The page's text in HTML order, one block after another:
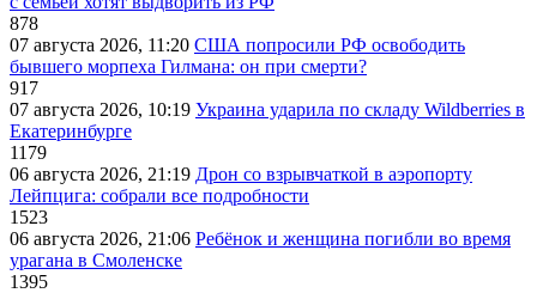
878
07 августа 2026, 11:20 США попросили РФ освободить
бывшего морпеха Гилмана: он при смерти?
917
07 августа 2026, 10:19 Украина ударила по складу Wildberries в
Екатеринбурге
1179
06 августа 2026, 21:19 Дрон со взрывчаткой в аэропорту
Лейпцига: собрали все подробности
1523
06 августа 2026, 21:06 Ребёнок и женщина погибли во время
урагана в Смоленске
1395